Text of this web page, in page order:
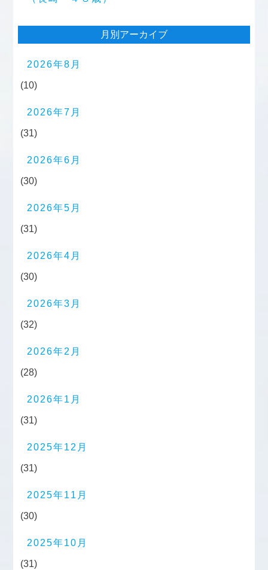
月別アーカイブ
2026年8月
(10)
2026年7月
(31)
2026年6月
(30)
2026年5月
(31)
2026年4月
(30)
2026年3月
(32)
2026年2月
(28)
2026年1月
(31)
2025年12月
(31)
2025年11月
(30)
2025年10月
(31)